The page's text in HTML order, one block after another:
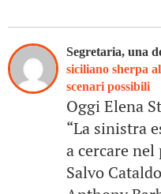
Segretaria, una
siciliano sherpa
scenari possibili
Oggi Elena
“La sinistra
a cercare nel
Salvo